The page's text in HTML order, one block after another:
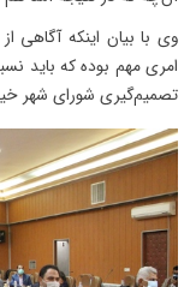
وی با بیان اینکه آگاهی
امری مهم بوده که باید
تصمیم‌گیری شورای شهر